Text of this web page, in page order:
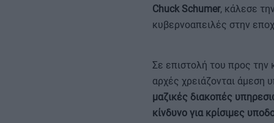
Chuck Schumer, κάλεσε
κυβερνοαπειλές στην
Σε επιστολή του προς την
αρχές χρειάζονται άμεση
μαζικές διακοπές
κίνδυνο για κρίσιμες